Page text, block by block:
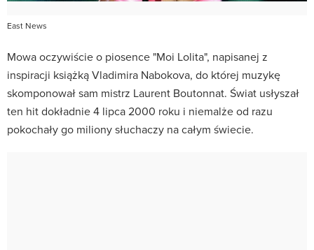
East News
Mowa oczywiście o piosence "Moi Lolita", napisanej z
inspiracji książką Vladimira Nabokova, do której muzykę
skomponował sam mistrz Laurent Boutonnat. Świat usłyszał
ten hit dokładnie 4 lipca 2000 roku i niemalże od razu
pokochały go miliony słuchaczy na całym świecie.